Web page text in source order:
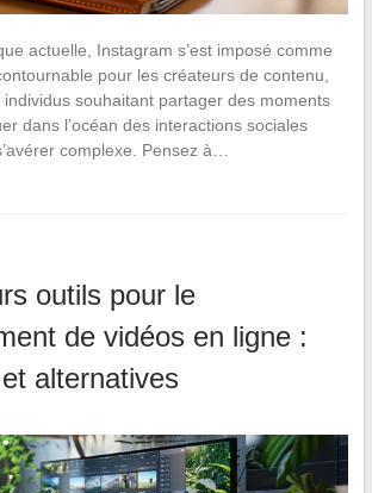
actuelle, Instagram s’est imposé comme
pour les créateurs de contenu,
souhaitant partager des moments
dans l’océan des interactions sociales
complexe. Pensez à…
outils pour le
de vidéos en ligne :
alternatives